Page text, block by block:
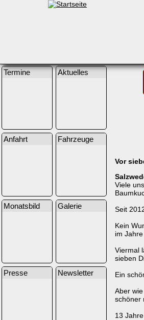
Termine Aktuelles
Anfahrt Fahrzeuge
Monatsbild Galerie
Presse Newsletter
Vor
Viele
Seit
Kein
im
Viermal
sieben
Ein
Aber
schöner
13